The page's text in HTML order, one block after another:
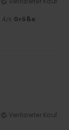
4 /5 Größe:
Verifizierter Kauf